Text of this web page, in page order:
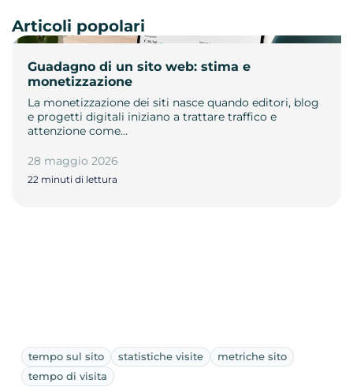
Guadagno di un sito web: stima e
monetizzazione
La monetizzazione dei siti nasce quando editori, blog
e progetti digitali iniziano a trattare traffico e
attenzione come…
28 maggio 2026
22 minuti di lettura
Articoli popolari
tempo sul sito statistiche visite
metriche sito
tempo di visita